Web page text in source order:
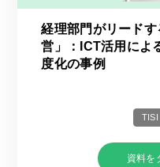
経理部門がリード
営」：ICT活用によ
度化の事例
TISI
資料を